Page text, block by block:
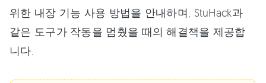
위한 내장 기능 사용 방법을 안내하며, StuHack과
같은 도구가 작동을 멈췄을 때의 해결책을 제공합
니다.